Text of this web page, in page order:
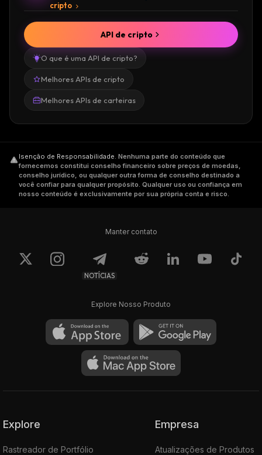
cripto
O que é uma API de cripto?
Melhores APIs de cripto
Melhores APIs de carteiras
API de cripto
Isenção de Responsabilidade. Nenhuma parte do conteúdo que
fornecemos constitui conselho financeiro sobre preços de moedas,
conselho jurídico, ou qualquer outra forma de conselho destinado a
você confiar para qualquer propósito. Qualquer uso ou confiança em
nosso conteúdo é exclusivamente por sua própria conta e risco.
Manter contato
NOTÍCIAS
Explore Nosso Produto
Explore
Rastreador de Portfólio
Empresa
Atualizações de Produtos